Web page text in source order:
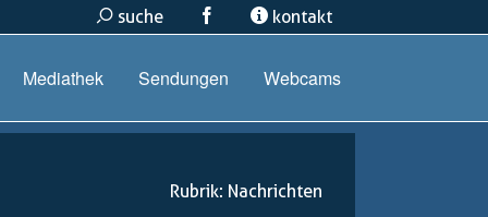
suche kontakt
Mediathek Sendungen Webcams
Rubrik: Nachrichten